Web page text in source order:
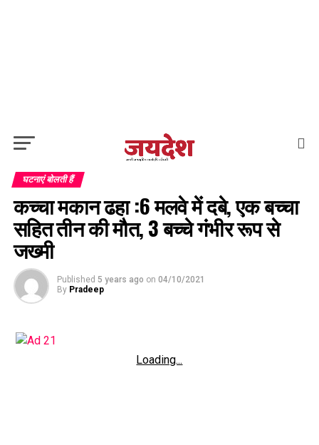
घटनाएं बोलती हैं
कच्चा मकान ढहा :6 मलवे में दबे, एक बच्चा
सहित तीन की मौत, 3 बच्चे गंभीर रूप से
जख्मी
Published 5 years ago on 04/10/2021
By Pradeep
Loading...